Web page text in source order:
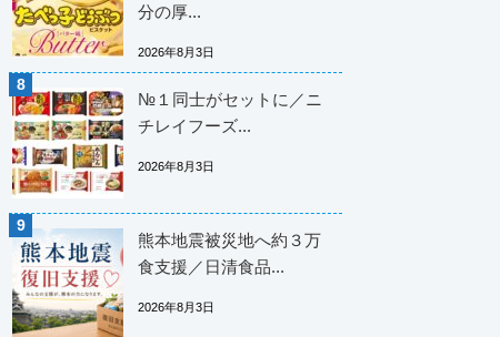
分の厚...
2026年8月3日
№１同士がセットに／ニ
チレイフーズ...
2026年8月3日
熊本地震被災地へ約３万
食支援／日清食品...
2026年8月3日